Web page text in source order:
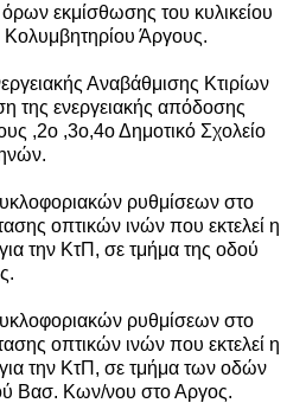
εκμίσθωσης του κυλικείου
Κολυμβητηρίου Άργους.
Αναβάθμισης Κτιρίων
της ενεργειακής απόδοσης
,2ο ,3ο,4ο Δημοτικό Σχολείο
ρυθμίσεων στο
οπτικών ινών που εκτελεί η
την ΚτΠ, σε τμήμα της οδού
ρυθμίσεων στο
οπτικών ινών που εκτελεί η
την ΚτΠ, σε τμήμα των οδών
Βασ. Κων/νου στο Αργος.